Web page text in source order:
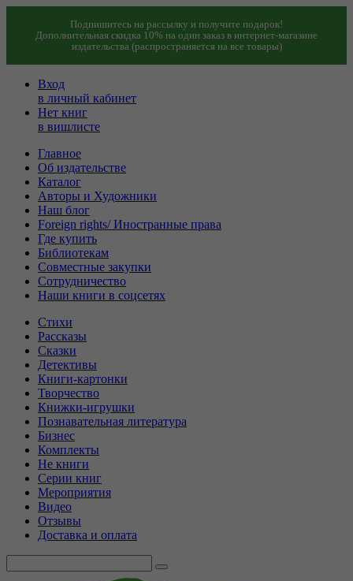
Подпишитесь на рассылку и получите подарок!
Дополнительная скидка 10% на один заказ в интернет-магазине
издательства (распространяется на все товары)
Вход
в личный кабинет
Нет книг
в вишлисте
Главное
Об издательстве
Каталог
Авторы и Художники
Наш блог
Foreign rights/ Иностранные права
Где купить
Библиотекам
Совместные закупки
Сотрудничество
Наши книги в соцсетях
Стихи
Рассказы
Сказки
Детективы
Книги-картонки
Творчество
Книжки-игрушки
Познавательная литература
Бизнес
Комплекты
Не книги
Серии книг
Мероприятия
Видео
Отзывы
Доставка и оплата